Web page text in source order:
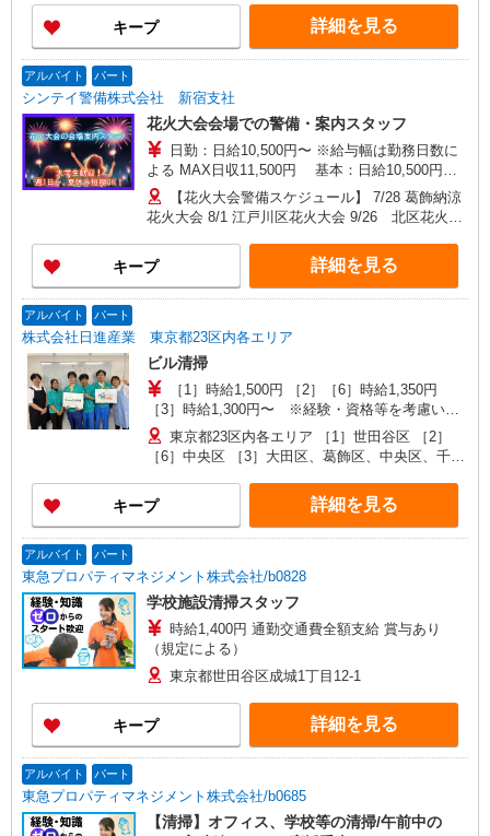
入社祝金：合計5万円 【給与は週払いor月払い、
選べます】 ★週払い（毎週水曜） ※勤務日数によ
って規定あり ★月払い（毎月25日） 給料前払い
料を受け取ることもできます！（規定あり）
ルや勤務地が合わない方も、他に多数案件ありま
す！ ★今後も随時、様々なイベント案件が追加さ
れます★ イベント例 【各種スポーツイベント】
トラーズ、町田ゼルビア主催試合） ・平日／川崎
競馬、大井競馬 【シーズンごとのイベント】 ・春
季／お花見警備 ・夏季／花火大会の雑踏警備・交
通警備など ・冬季／イルミネーションでの誘導・
警備 ・通年／六本木ヒルズ・表参道ヒルズ・東京
ビッグサイト催事警備 【登録は新宿】 JR、小田
急、京王、東京メトロ丸ノ内線、 都営地下鉄副都
キープ 詳細を見る
アルバイト パート
シンテイ警備株式会社 新宿支社
花火大会会場での警備・案内スタッフ
日勤：日給10,500円〜 ※給与幅は勤務日数に
よる MAX日収11,500円 基本：日給10,500円の
場合 精勤手当：＋1,000円 ※週4日〜勤務の場
合 【各種手当】 ・精勤手当：1,000円/日 ※週4
回以上勤務の場合 ・研修手当：3日間30,000円 ・
入社祝金：合計5万円 【給与は週払いor月払い、
選べます】 ★週払い（毎週水曜） ※勤務日数によ
って規定あり ★月払い（毎月25日） 給料前払い
料を受け取ることもできます！（規定あり）
【花火大会警備スケジュール】 7/28 葛飾納涼
花火大会 8/1 江戸川区花火大会 9/26 北区花火大
ルや勤務地が合わない方も、他に多数案件ありま
す！ ★今後も随時、様々なイベント案件が追加さ
れます★ イベント例 【各種スポーツイベント】
トラーズ、町田ゼルビア主催試合） ・平日／川崎
競馬、大井競馬 【シーズンごとのイベント】 ・春
季／お花見警備 ・夏季／花火大会の雑踏警備・交
通警備など ・冬季／イルミネーションでの誘導・
警備 ・通年／六本木ヒルズ・表参道ヒルズ・東京
ビッグサイト催事警備 【登録は新宿】 JR、小田
急、京王、東京メトロ丸ノ内線、 都営地下鉄副都
キープ 詳細を見る
アルバイト パート
株式会社日進産業 東京都23区内各エリア
ビル清掃
［1］時給1,500円 ［2］［6］時給1,350円
［3］時給1,300円〜 ※経験・資格等を考慮いた
します ［4］［5］時給1,300円
東京都23区内各エリア ［1］世田谷区 ［2］
［6］中央区 ［3］大田区、葛飾区、中央区、千代
キープ 詳細を見る
アルバイト パート
東急プロパティマネジメント株式会社/b0828
学校施設清掃スタッフ
時給1,400円 通勤交通費全額支給 賞与あり
（規定による）
東京都世田谷区成城1丁目12-1
キープ 詳細を見る
アルバイト パート
東急プロパティマネジメント株式会社/b0685
【清掃】オフィス、学校等の清掃/午前中の